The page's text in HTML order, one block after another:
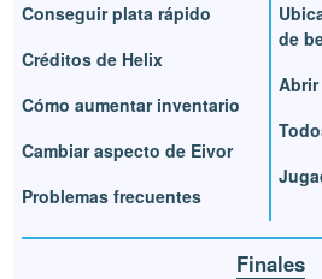
Conseguir plata rápido
Créditos de Helix
Cómo aumentar inventario
Cambiar aspecto de Eivor
Problemas frecuentes
de
Finales